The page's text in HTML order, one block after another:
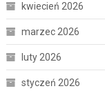
kwiecień 2026
marzec 2026
luty 2026
styczeń 2026